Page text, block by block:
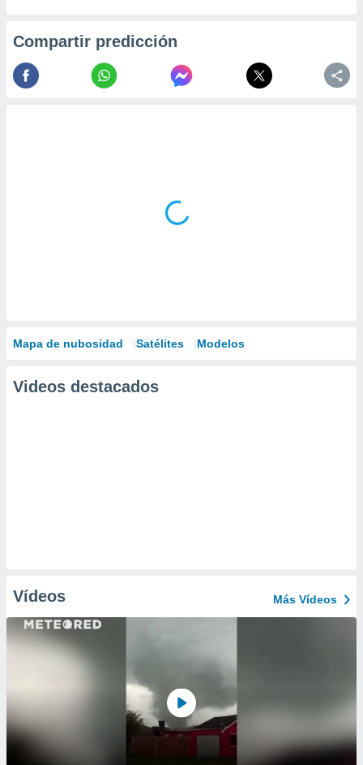
Compartir predicción
Mapa de nubosidad Satélites Modelos
Videos destacados
Vídeos Más Vídeos